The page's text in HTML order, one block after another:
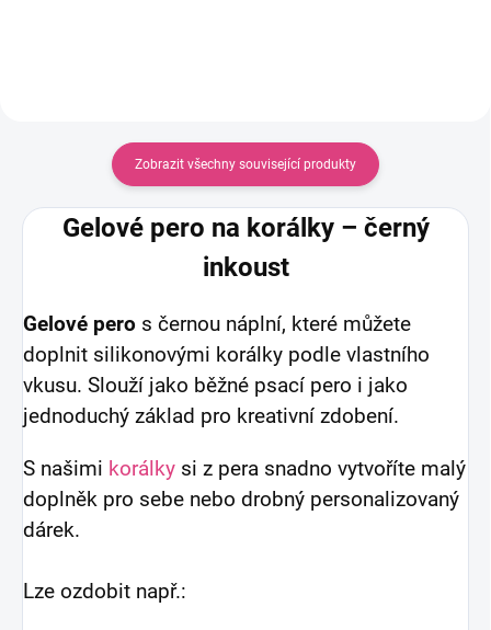
Zobrazit všechny související produkty
Gelové pero na korálky – černý
inkoust
Gelové pero s černou náplní, které můžete
doplnit silikonovými korálky podle vlastního
vkusu. Slouží jako běžné psací pero i jako
jednoduchý základ pro kreativní zdobení.
S našimi korálky si z pera snadno vytvoříte malý
doplněk pro sebe nebo drobný personalizovaný
dárek.
Lze ozdobit např.: